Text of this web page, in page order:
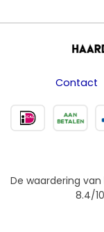
Contact
De waardering
8.4/